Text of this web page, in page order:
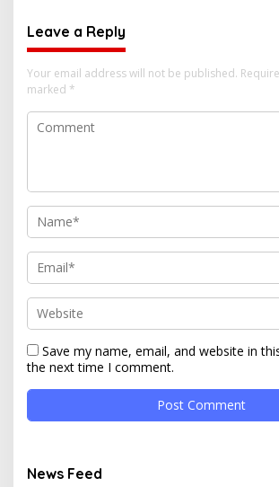
Leave a Reply
Your email address will not be published.
marked *
Save my name, email, and website in
the next time I comment.
News Feed